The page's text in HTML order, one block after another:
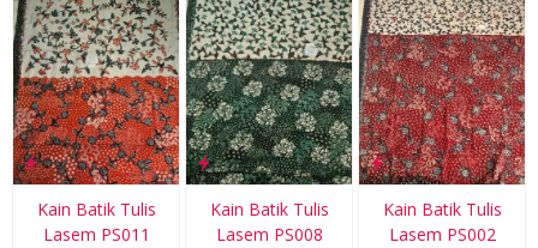
Kain Batik Tulis
Lasem PS011
Kain Batik Tulis
Lasem PS008
Kain Batik Tulis
Lasem PS002